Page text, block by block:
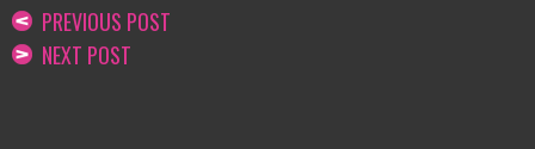
PREVIOUS POST
NEXT POST